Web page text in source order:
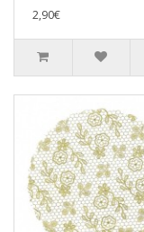
2,90€